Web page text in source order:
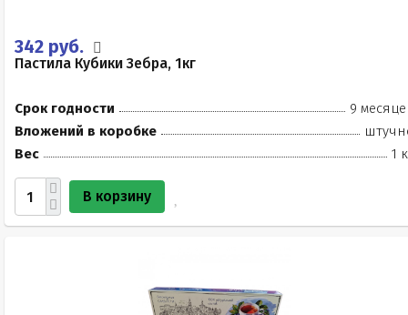
342 руб.
Пастила Кубики Зебра, 1кг
Срок годности
9
Вложений в коробке
Вес
1
В корзину